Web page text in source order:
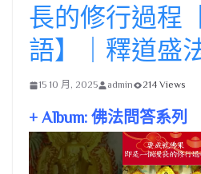
長的修行過程
語】｜釋道盛
15 10 月, 2025 admin 214 Views
+ Album: 佛法問答系列